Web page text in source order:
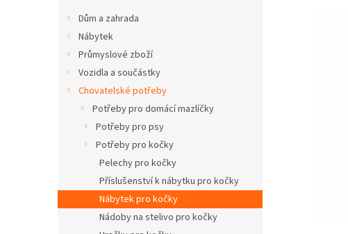
Dům a zahrada
Nábytek
Průmyslové zboží
Vozidla a součástky
Chovatelské potřeby
Potřeby pro domácí mazlíčky
Potřeby pro psy
Potřeby pro kočky
Pelechy pro kočky
Příslušenství k nábytku pro kočky
Nábytek pro kočky
Nádoby na stelivo pro kočky